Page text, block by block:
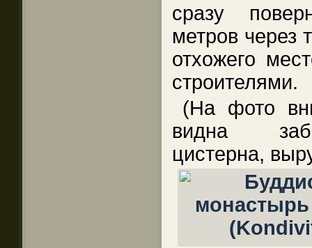
сразу
метров через
отхожего
строителями.
(На фото
видна
цистерна,